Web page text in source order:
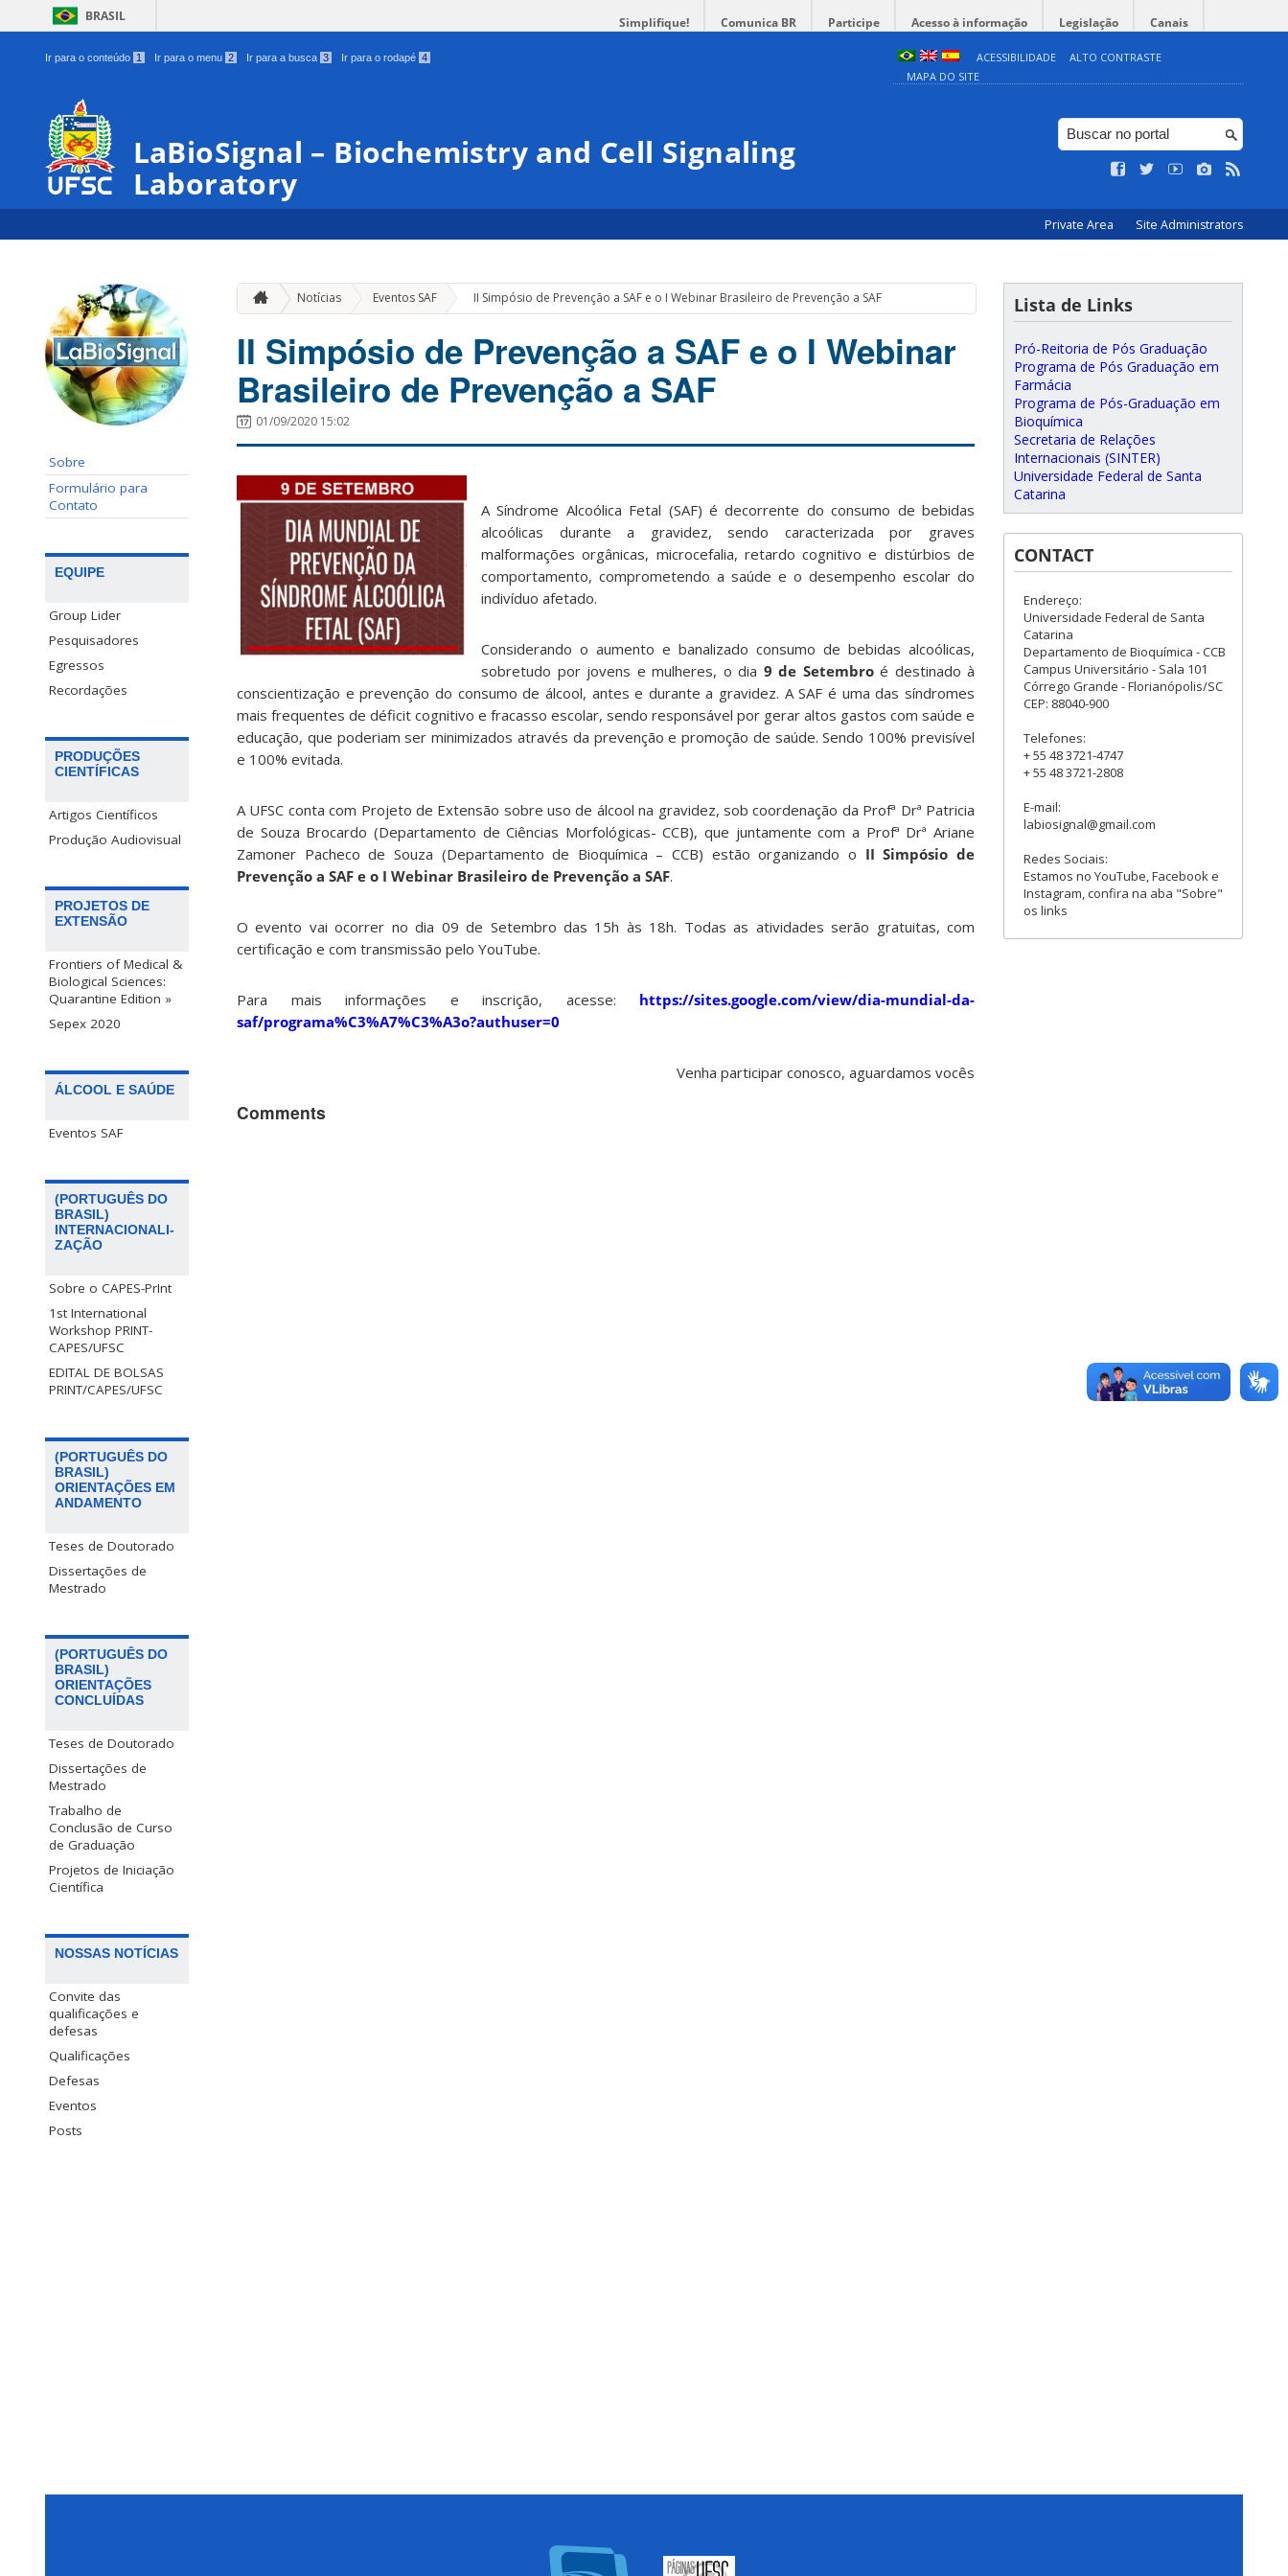
BRASIL Simplifique! Comunica BR Participe Acesso à informação Legislação Canais
Ir para o conteúdo 1 Ir para o menu 2 Ir para a busca 3 Ir para o rodapé 4 ACESSIBILIDADE
ALTO CONTRASTE
MAPA DO SITE
LaBioSignal – Biochemistry and Cell Signaling
Laboratory
Private Area Site Administrators
Sobre
Formulário para
Contato
EQUIPE
Group Lider
Pesquisadores
Egressos
Recordações
PRODUÇÕES
CIENTÍFICAS
Artigos Científicos
Produção Audiovisual
PROJETOS DE
EXTENSÃO
Frontiers of Medical &
Biological Sciences:
Quarantine Edition »
Sepex 2020
ÁLCOOL E SAÚDE
Eventos SAF
(PORTUGUÊS DO
BRASIL)
INTERNACIONALI-
ZAÇÃO
Sobre o CAPES-PrInt
1st International
Workshop PRINT-
CAPES/UFSC
EDITAL DE BOLSAS
PRINT/CAPES/UFSC
(PORTUGUÊS DO
BRASIL)
ORIENTAÇÕES EM
ANDAMENTO
Teses de Doutorado
Dissertações de
Mestrado
(PORTUGUÊS DO
BRASIL)
ORIENTAÇÕES
CONCLUÍDAS
Teses de Doutorado
Dissertações de
Mestrado
Trabalho de
Conclusão de Curso
de Graduação
Projetos de Iniciação
Científica
NOSSAS NOTÍCIAS
Convite das
qualificações e
defesas
Qualificações
Defesas
Eventos
Posts
Notícias Eventos SAF » II Simpósio de Prevenção a SAF e o I Webinar Brasileiro de Prevenção a SAF
II Simpósio de Prevenção a SAF e o I Webinar
Brasileiro de Prevenção a SAF
01/09/2020 15:02
A Síndrome Alcoólica Fetal (SAF) é decorrente do consumo de bebidas
alcoólicas durante a gravidez, sendo caracterizada por graves
malformações orgânicas, microcefalia, retardo cognitivo e distúrbios de
comportamento, comprometendo a saúde e o desempenho escolar do
indivíduo afetado.
Considerando o aumento e banalizado consumo de bebidas alcoólicas,
sobretudo por jovens e mulheres, o dia 9 de Setembroé destinado à
conscientização e prevenção do consumo de álcool, antes e durante a gravidez. A SAF é uma das síndromes
mais frequentes de déficit cognitivo e fracasso escolar, sendo responsável por gerar altos gastos com saúde e
educação, que poderiam ser minimizados através da prevenção e promoção de saúde. Sendo 100% previsível
e 100% evitada.
A UFSC conta com Projeto de Extensão sobre uso de álcool na gravidez, sob coordenação da Profª Drª Patricia
de Souza Brocardo (Departamento de Ciências Morfológicas- CCB), que juntamente com a Profª Drª Ariane
Zamoner Pacheco de Souza (Departamento de Bioquímica – CCB) estão organizando o II Simpósio de
Prevenção a SAF e o I Webinar Brasileiro de Prevenção a SAF.
O evento vai ocorrer no dia 09 de Setembro das 15h às 18h. Todas as atividades serão gratuitas, com
certificação e com transmissão pelo YouTube.
Para mais informações e inscrição, acesse: https://sites.google.com/view/dia-mundial-da-
saf/programa%C3%A7%C3%A3o?authuser=0
Venha participar conosco, aguardamos vocês
Comments
Lista de Links
Pró-Reitoria de Pós Graduação
Programa de Pós Graduação em
Farmácia
Programa de Pós-Graduação em
Bioquímica
Secretaria de Relações
Internacionais (SINTER)
Universidade Federal de Santa
Catarina
CONTACT
Endereço:
Universidade Federal de Santa
Catarina
Departamento de Bioquímica - CCB
Campus Universitário - Sala 101
Córrego Grande - Florianópolis/SC
CEP: 88040-900
Telefones:
+ 55 48 3721-4747
+ 55 48 3721-2808
E-mail:
labiosignal@gmail.com
Redes Sociais:
Estamos no YouTube, Facebook e
Instagram, confira na aba "Sobre"
os links